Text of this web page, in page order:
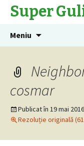
Super
Meniu
cosmar
Publicat în 19 mai 2016
Rezoluție originală